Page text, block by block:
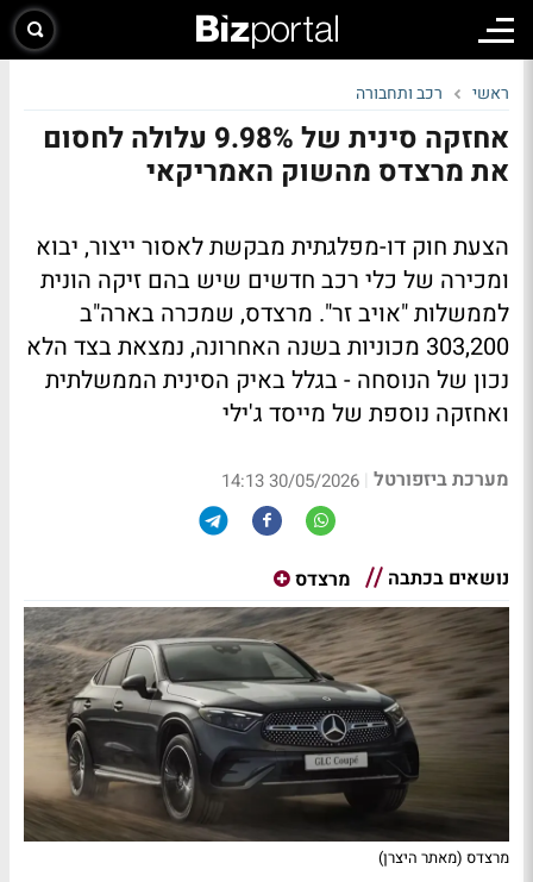
ראשי רכב ותחבורה
אחזקה סינית של 9.98% עלולה לחסום
את מרצדס מהשוק האמריקאי
הצעת חוק דו-מפלגתית מבקשת לאסור ייצור, יבוא
ומכירה של כלי רכב חדשים שיש בהם זיקה הונית
לממשלות "אויב זר". מרצדס, שמכרה בארה"ב
303,200 מכוניות בשנה האחרונה, נמצאת בצד הלא
נכון של הנוסחה - בגלל באיק הסינית הממשלתית
ואחזקה נוספת של מייסד ג'ילי
מערכת ביזפורטל |
30/05/2026 14:13
נושאים בכתבה מרצדס
מרצדס (מאתר היצרן)